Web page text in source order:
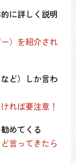
に詳しく説明
）を紹介され
ど）しか言わ
れば要注意！
めてくる
言ってきたら